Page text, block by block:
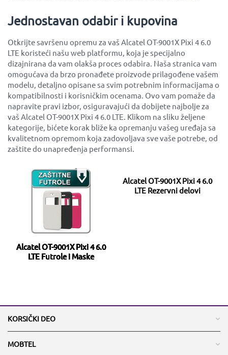
Jednostavan odabir i kupovina
Otkrijte savršenu opremu za vaš Alcatel OT-9001X Pixi 4 6.0
LTE koristeći našu web platformu, koja je specijalno
dizajnirana da vam olakša proces odabira. Naša stranica vam
omogućava da brzo pronađete proizvode prilagođene vašem
modelu, detaljno opisane sa svim potrebnim informacijama o
kompatibilnosti i korisničkim ocenama. Ovo vam pomaže da
napravite pravi izbor, osiguravajući da dobijete najbolje za
vaš Alcatel OT-9001X Pixi 4 6.0 LTE. Klikom na sliku željene
kategorije, bićete korak bliže ka opremanju vašeg uređaja sa
kvalitetnom opremom koja zadovoljava sve vaše potrebe, od
zaštite do unapređenja performansi.
Alcatel OT-9001X Pixi 4 6.0
LTE Futrole i Maske
Alcatel OT-9001X Pixi 4 6.0
LTE Rezervni delovi
KORSIČKI DEO
MOBTEL